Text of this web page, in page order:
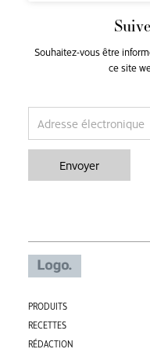
Souhaitez-vous être
ce site
Envoyer
PRODUITS
RECETTES
RÉDACTION